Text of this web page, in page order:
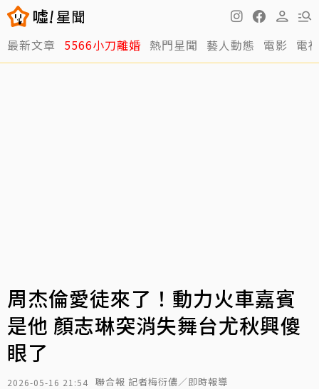
最新文章 5566小刀離婚 熱門星聞 藝人動態 電影 電
周杰倫愛徒來了！動力火車嘉賓
是他 顏志琳突消失舞台尤秋興傻
眼了
2026-05-16 21:54 聯合報 記者梅衍儂／即時報導